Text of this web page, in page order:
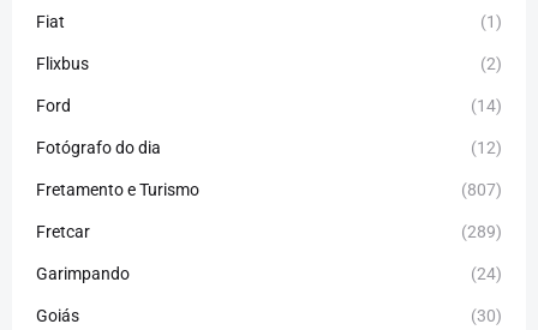
Fiat (1)
Flixbus (2)
Ford (14)
Fotógrafo do dia (12)
Fretamento e Turismo (807)
Fretcar (289)
Garimpando (24)
Goiás (30)